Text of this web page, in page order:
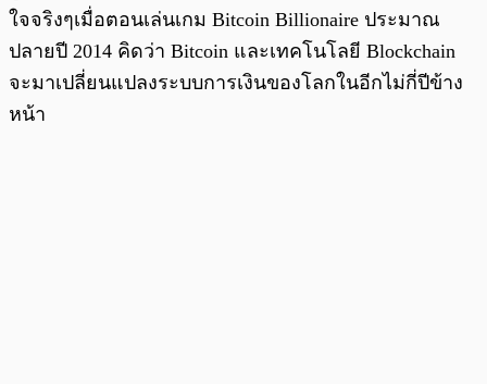
ใจจริงๆเมื่อตอนเล่นเกม Bitcoin Billionaire ประมาณ
ปลายปี 2014 คิดว่า Bitcoin และเทคโนโลยี Blockchain
จะมาเปลี่ยนแปลงระบบการเงินของโลกในอีกไม่กี่ปีข้าง
หน้า